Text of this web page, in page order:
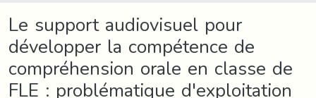
Le support audiovisuel pour
développer la compétence de
compréhension orale en classe de
FLE : problématique d'exploitation